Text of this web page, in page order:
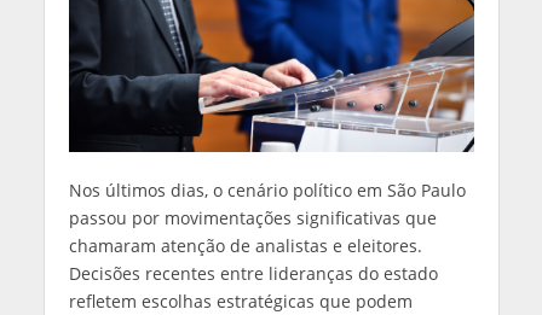
Nos últimos dias, o cenário político em São Paulo
passou por movimentações significativas que
chamaram atenção de analistas e eleitores.
Decisões recentes entre lideranças do estado
refletem escolhas estratégicas que podem